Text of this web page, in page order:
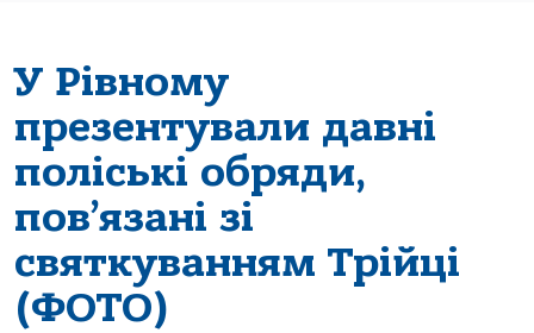
У Рівному
презентували давні
поліські обряди,
пов’язані зі
святкуванням Трійці
(ФОТО)